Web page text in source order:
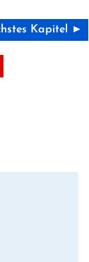
Kapitel ►